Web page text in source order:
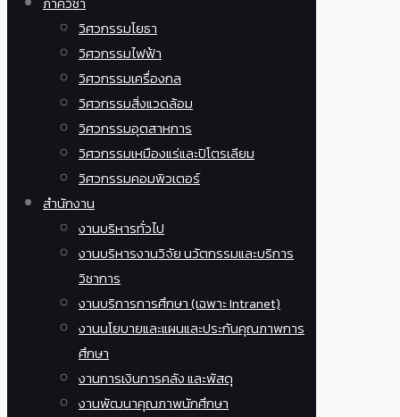
วิศวกรรมโยธา
วิศวกรรมไฟฟ้า
วิศวกรรมเครื่องกล
วิศวกรรมสิ่งแวดล้อม
วิศวกรรมอุตสาหการ
วิศวกรรมเหมืองแร่และปิโตรเลียม
วิศวกรรมคอมพิวเตอร์
สำนักงาน
งานบริหารทั่วไป
งานบริหารงานวิจัย นวัตกรรมและบริการ
วิชาการ
งานบริการการศึกษา (เฉพาะ Intranet)
งานนโยบายและแผนและประกันคุณภาพการ
ศึกษา
งานการเงินการคลัง และพัสดุ
งานพัฒนาคุณภาพนักศึกษา